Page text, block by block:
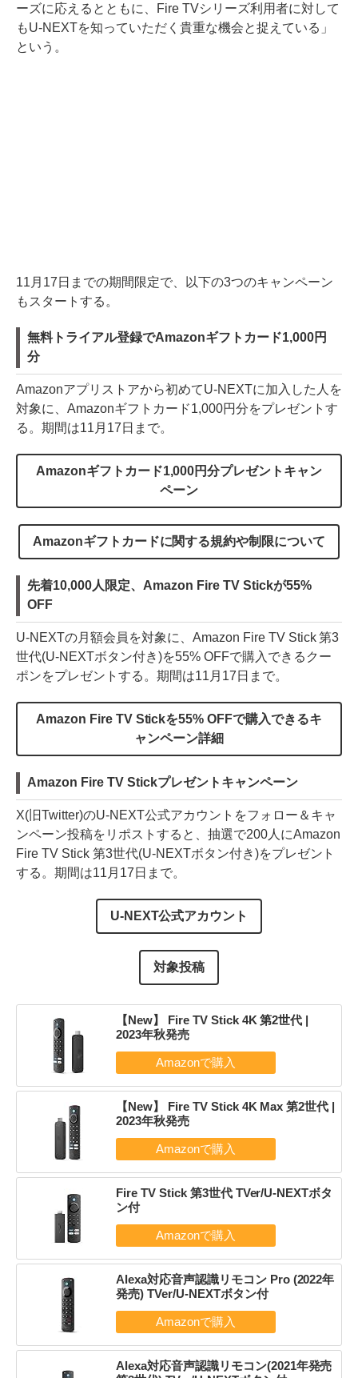
ーズに応えるとともに、Fire TVシリーズ利用者に対して
もU-NEXTを知っていただく貴重な機会と捉えている」
という。
11月17日までの期間限定で、以下の3つのキャンペーン
もスタートする。
無料トライアル登録でAmazonギフトカード1,000円
分
Amazonアプリストアから初めてU-NEXTに加入した人を
対象に、Amazonギフトカード1,000円分をプレゼントす
る。期間は11月17日まで。
Amazonギフトカード1,000円分プレゼントキャン
ペーン
Amazonギフトカードに関する規約や制限について
先着10,000人限定、Amazon Fire TV Stickが55%
OFF
U-NEXTの月額会員を対象に、Amazon Fire TV Stick 第3
世代(U-NEXTボタン付き)を55% OFFで購入できるクー
ポンをプレゼントする。期間は11月17日まで。
Amazon Fire TV Stickを55% OFFで購入できるキ
ャンペーン詳細
Amazon Fire TV Stickプレゼントキャンペーン
X(旧Twitter)のU-NEXT公式アカウントをフォロー＆キャ
ンペーン投稿をリポストすると、抽選で200人にAmazon
Fire TV Stick 第3世代(U-NEXTボタン付き)をプレゼント
する。期間は11月17日まで。
U-NEXT公式アカウント
対象投稿
【New】 Fire TV Stick 4K 第2世代 |
2023年秋発売
【New】 Fire TV Stick 4K Max 第2世代 |
2023年秋発売
Fire TV Stick 第3世代 TVer/U-NEXTボタ
ン付
Alexa対応音声認識リモコン Pro (2022年
発売) TVer/U-NEXTボタン付
Alexa対応音声認識リモコン(2021年発売